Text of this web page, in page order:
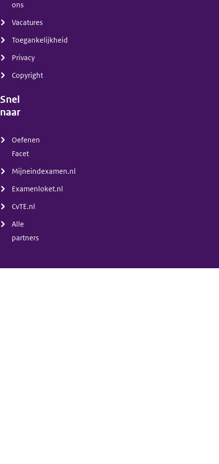
ons
Vacatures
Toegankelijkheid
Privacy
Copyright
Snel
naar
Oefenen
Facet
Mijneindexamen.nl
Examenloket.nl
CvTE.nl
Alle
partners